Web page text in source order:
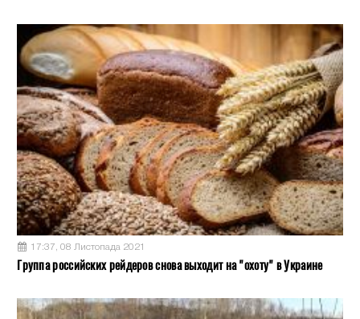
17:37, 08 Листопада 2021
Группа российских рейдеров снова выходит на "охоту" в Украине